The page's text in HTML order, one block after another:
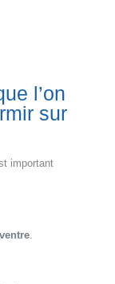
l’on
sur
important
.